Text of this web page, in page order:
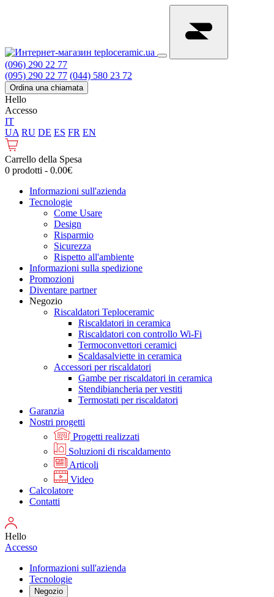
(096) 290 22 77
(095) 290 22 77 (044) 580 23 72
Ordina una chiamata
Hello
Accesso
IT
UA RU DE ES FR EN
Carrello della Spesa
0 prodotti - 0.00€
Informazioni sull'azienda
Tecnologie
Come Usare
Design
Risparmio
Sicurezza
Rispetto all'ambiente
Informazioni sulla spedizione
Promozioni
Diventare partner
Negozio
Riscaldatori Teploceramic
Riscaldatori in ceramica
Riscaldatori con controllo Wi-Fi
Termoconvettori ceramici
Scaldasalviette in ceramica
Accessori per riscaldatori
Gambe per riscaldatori in ceramica
Stendibiancheria per vestiti
Termostati per riscaldatori
Garanzia
Nostri progetti
Progetti realizzati
Soluzioni di riscaldamento
Articoli
Video
Calcolatore
Contatti
Hello
Accesso
Informazioni sull'azienda
Tecnologie
Negozio